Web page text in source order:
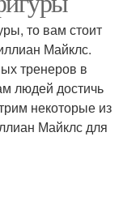
то вам стоит
Майклс.
тренеров в
людей достичь
некоторые из
Майклс для